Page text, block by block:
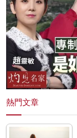
熱門文章